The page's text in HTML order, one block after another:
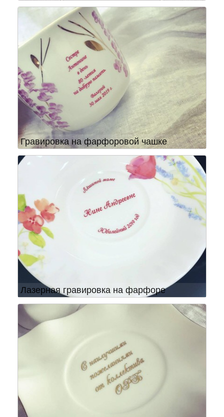
Гравировка на фарфоровой чашке
Лазерная гравировка на фарфоре